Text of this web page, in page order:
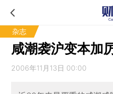
杂志
咸潮袭沪变本加
2006年11月13日 00:00